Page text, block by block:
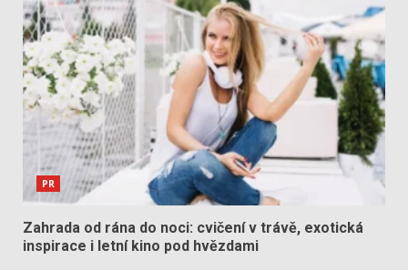
PR
Zahrada od rána do noci: cvičení v trávě, exotická
inspirace i letní kino pod hvězdami